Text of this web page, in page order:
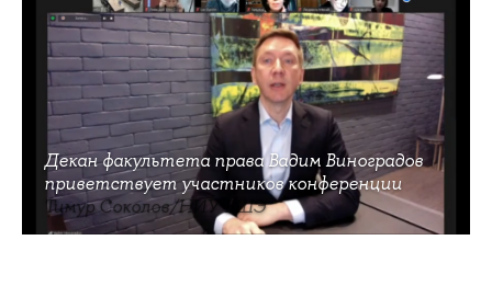
Декан факультета права Вадим Виноградов
приветствует участников конференции
Тимур Соколов/НИУ ВШЭ